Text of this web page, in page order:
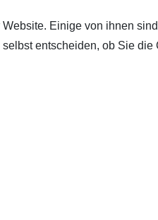
Einige von ihnen
entscheiden, ob Sie